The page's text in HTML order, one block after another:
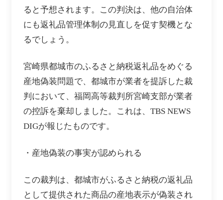
ると予想されます。この判決は、他の自治体
にも返礼品管理体制の見直しを促す契機とな
るでしょう。
宮崎県都城市のふるさと納税返礼品をめぐる
産地偽装問題で、都城市が業者を提訴した裁
判において、福岡高等裁判所宮崎支部が業者
の控訴を棄却しました。これは、TBS NEWS
DIGが報じたものです。
・産地偽装の事実が認められる
この裁判は、都城市がふるさと納税の返礼品
として提供された商品の産地表示が偽装され